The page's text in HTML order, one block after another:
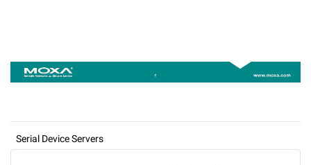
Serial Device Servers